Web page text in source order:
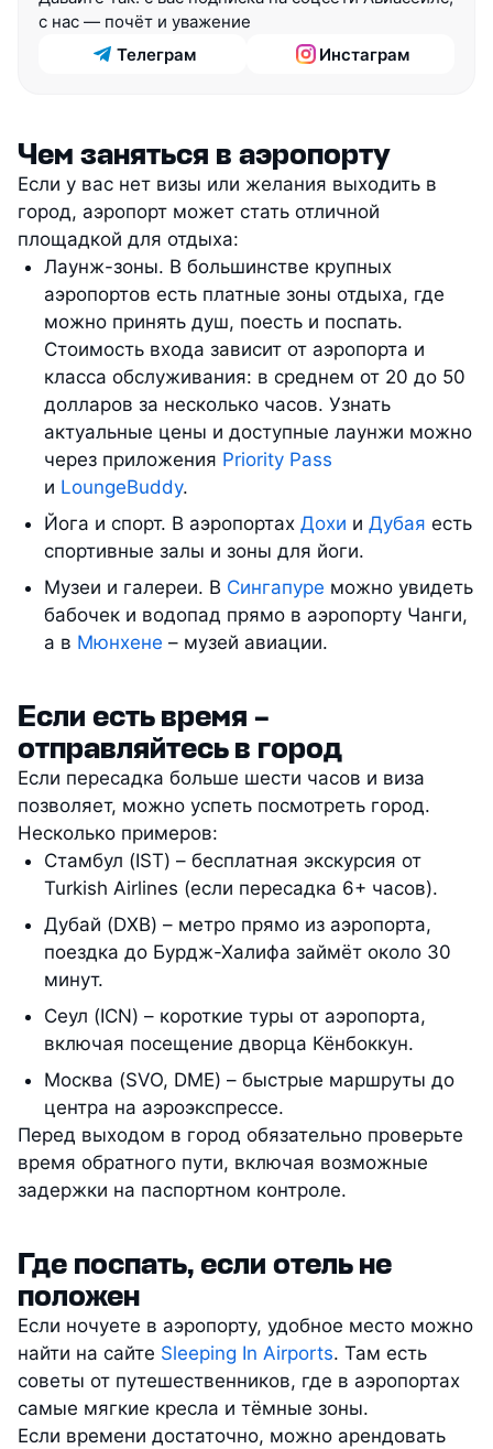
с нас — почёт и уважение
Телеграм
Инстаграм
Чем заняться в аэропорту
Если у вас нет визы или желания выходить в
город, аэропорт может стать отличной
площадкой для отдыха:
Лаунж-зоны. В большинстве крупных
аэропортов есть платные зоны отдыха, где
можно принять душ, поесть и поспать.
Стоимость входа зависит от аэропорта и
класса обслуживания: в среднем от 20 до 50
долларов за несколько часов. Узнать
актуальные цены и доступные лаунжи можно
через приложения Priority Pass
и LoungeBuddy.
Йога и спорт. В аэропортах Дохи и Дубая есть
спортивные залы и зоны для йоги.
Музеи и галереи. В Сингапуре можно увидеть
бабочек и водопад прямо в аэропорту Чанги,
а в Мюнхене – музей авиации.
Если есть время –
отправляйтесь в город
Если пересадка больше шести часов и виза
позволяет, можно успеть посмотреть город.
Несколько примеров:
Стамбул (IST) – бесплатная экскурсия от
Turkish Airlines (если пересадка 6+ часов).
Дубай (DXB) – метро прямо из аэропорта,
поездка до Бурдж-Халифа займёт около 30
минут.
Сеул (ICN) – короткие туры от аэропорта,
включая посещение дворца Кёнбоккун.
Москва (SVO, DME) – быстрые маршруты до
центра на аэроэкспрессе.
Перед выходом в город обязательно проверьте
время обратного пути, включая возможные
задержки на паспортном контроле.
Где поспать, если отель не
положен
Если ночуете в аэропорту, удобное место можно
найти на сайте Sleeping In Airports. Там есть
советы от путешественников, где в аэропортах
самые мягкие кресла и тёмные зоны.
Если времени достаточно, можно арендовать